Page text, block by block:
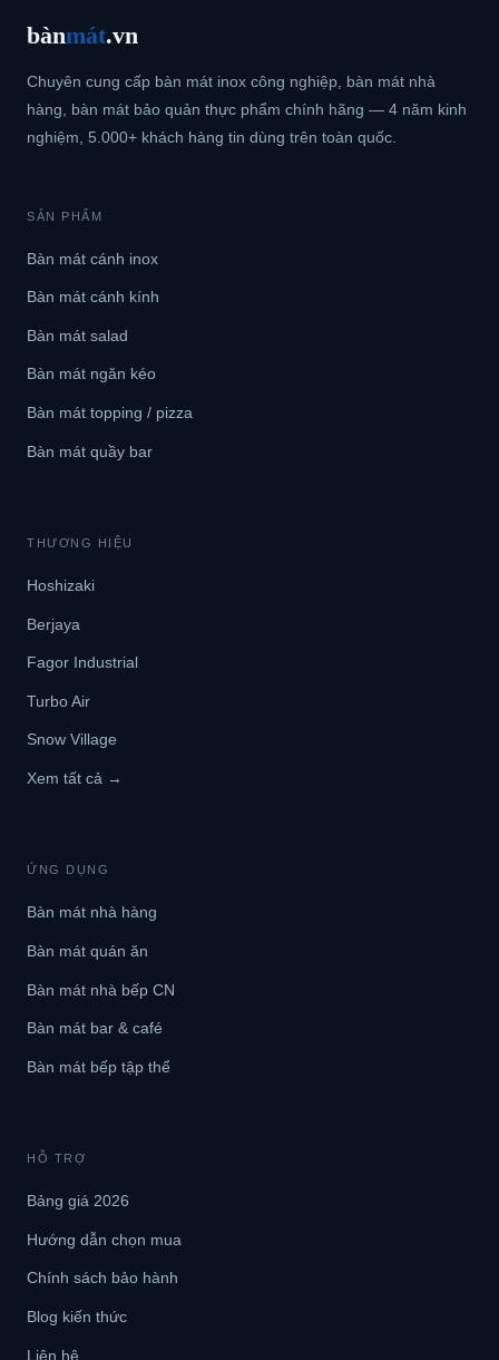
bànmát.vn
Chuyên cung cấp bàn mát inox công nghiệp, bàn mát nhà
hàng, bàn mát bảo quản thực phẩm chính hãng — 4 năm kinh
nghiệm, 5.000+ khách hàng tin dùng trên toàn quốc.
SẢN PHẨM
Bàn mát cánh inox
Bàn mát cánh kính
Bàn mát salad
Bàn mát ngăn kéo
Bàn mát topping / pizza
Bàn mát quầy bar
THƯƠNG HIỆU
Hoshizaki
Berjaya
Fagor Industrial
Turbo Air
Snow Village
Xem tất cả →
ỨNG DỤNG
Bàn mát nhà hàng
Bàn mát quán ăn
Bàn mát nhà bếp CN
Bàn mát bar & café
Bàn mát bếp tập thể
HỖ TRỢ
Bảng giá 2026
Hướng dẫn chọn mua
Chính sách bảo hành
Blog kiến thức
Liên hệ